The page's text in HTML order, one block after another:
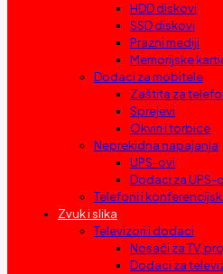
HDD diskovi
SSD diskovi
Prazni mediji
Memorijske
Dodaci za mobitele
Zaštita za
Sprejevi
Okviri i torbice
Neprekidna napajanja
UPS-ovi
Dodaci za UPS-
Telefoni i
Zvuk i slika
Televizori i dodaci
Nosači za TV,
Dodaci za